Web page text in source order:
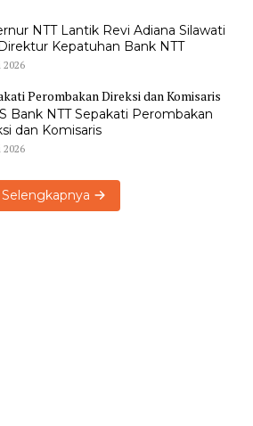
NTT Lantik Revi Adiana Silawati
Kepatuhan Bank NTT
2026
Bank NTT Sepakati Perombakan
dan Komisaris
2026
Selengkapnya